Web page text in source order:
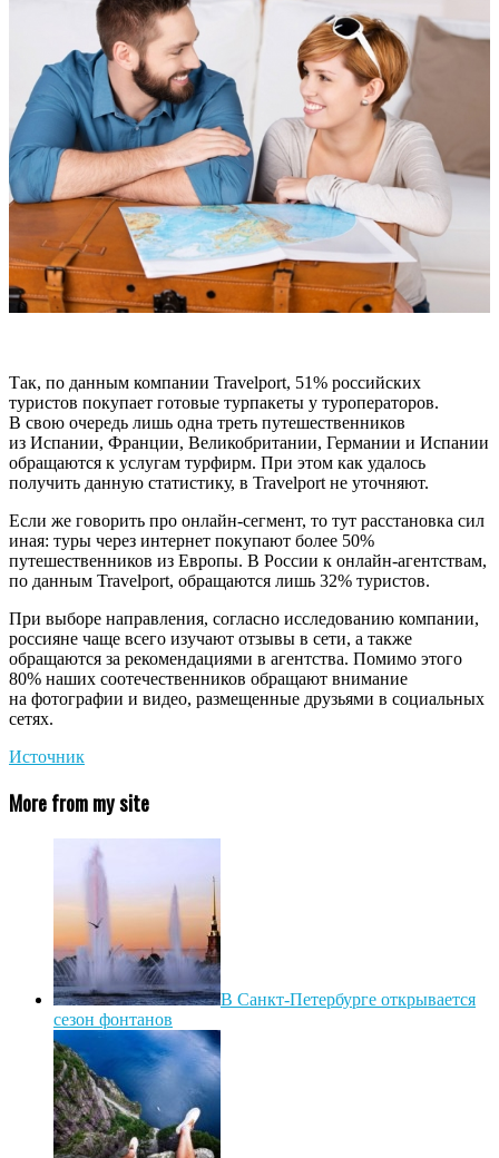
Так, по данным компании Travelport, 51% российских
туристов покупает готовые турпакеты у туроператоров.
В свою очередь лишь одна треть путешественников
из Испании, Франции, Великобритании, Германии и Испании
обращаются к услугам турфирм. При этом как удалось
получить данную статистику, в Travelport не уточняют.
Если же говорить про онлайн-сегмент, то тут расстановка сил
иная: туры через интернет покупают более 50%
путешественников из Европы. В России к онлайн-агентствам,
по данным Travelport, обращаются лишь 32% туристов.
При выборе направления, согласно исследованию компании,
россияне чаще всего изучают отзывы в сети, а также
обращаются за рекомендациями в агентства. Помимо этого
80% наших соотечественников обращают внимание
на фотографии и видео, размещенные друзьями в социальных
сетях.
Источник
More from my site
В Санкт-Петербурге открывается
сезон фонтанов